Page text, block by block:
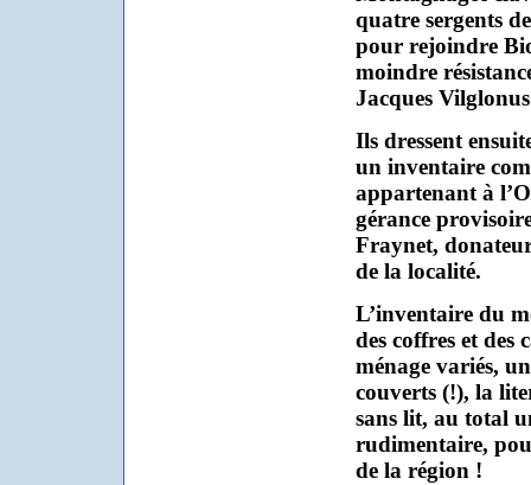
quatre sergents
pour rejoindre
moindre
Jacques
Ils dressent
un inventaire
appartenant à
gérance
Fraynet,
de la localité.
L’inventaire du
des coffres et des
ménage variés,
couverts (!), la
sans lit, au total
rudimentaire,
de la région !